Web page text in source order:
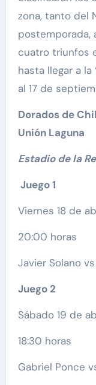
zona, tanto del
postemporada,
cuatro triunfos
hasta llegar a
al 17 de
Dorados de
Unión Laguna
Estadio de la
Juego 1
Viernes 18 de
20:00 horas
Javier Solano
Juego 2
Sábado 19 de
18:30 horas
Gabriel Ponce